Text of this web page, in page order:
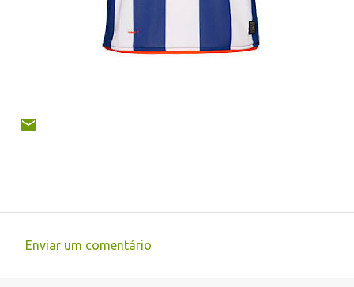
Enviar um comentário